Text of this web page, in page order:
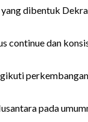
dibentuk
dan
pada